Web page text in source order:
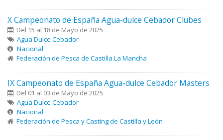
X Campeonato de España Agua-dulce Cebador Clubes
Del 15 al 18 de Mayo de 2025
Agua Dulce Cebador
Nacional
Federación de Pesca de Castilla La Mancha
IX Campeonato de España Agua-dulce Cebador Masters
Del 01 al 03 de Mayo de 2025
Agua Dulce Cebador
Nacional
Federación de Pesca y Casting de Castilla y León